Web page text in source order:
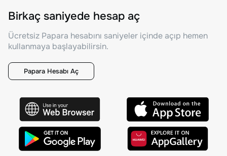
Birkaç saniyede hesap aç
Ücretsiz Papara hesabını saniyeler içinde açıp hemen
kullanmaya başlayabilirsin.
Papara Hesabı Aç